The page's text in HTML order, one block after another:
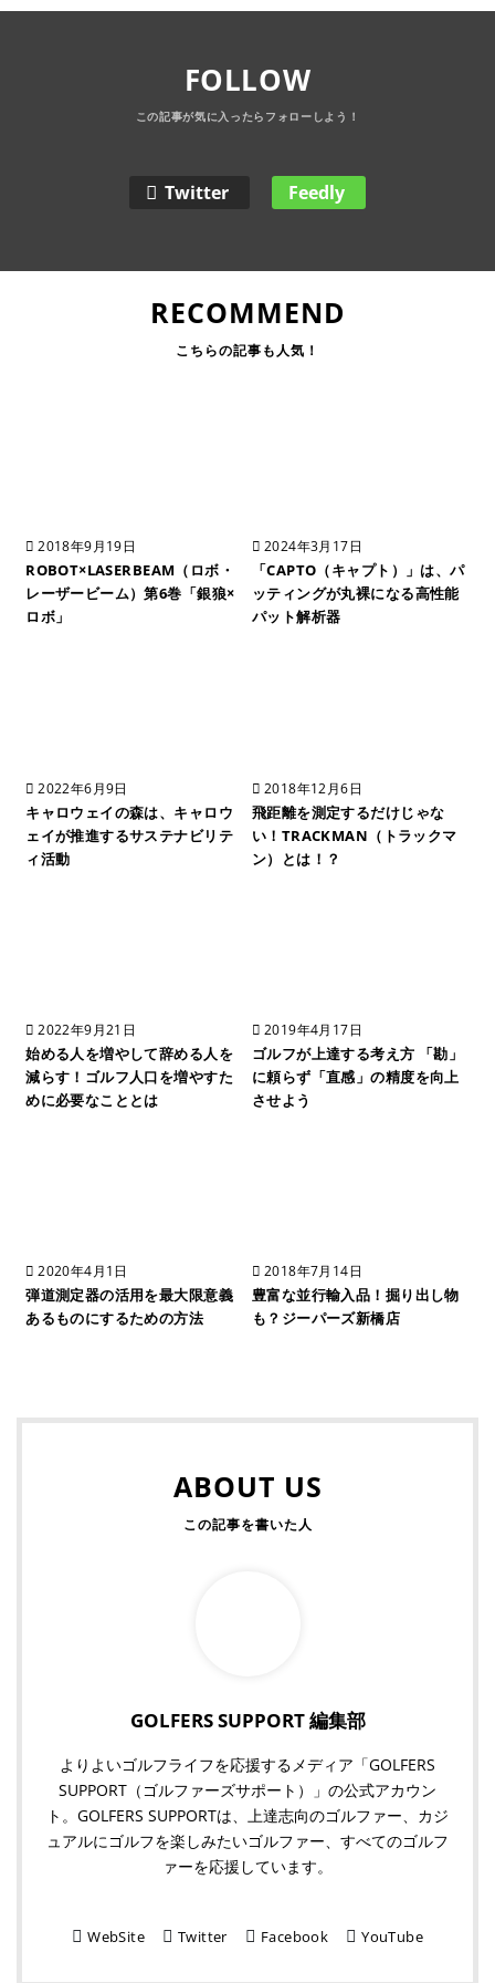
FOLLOW
Twitter Feedly
RECOMMEND
2018年9月19日
ROBOT×LASERBEAM（ロボ・
レーザービーム）第6巻「銀狼×
ロボ」
2024年3月17日
「CAPTO（キャプト）」は、パ
ッティングが丸裸になる高性能
パット解析器
2022年6月9日
キャロウェイの森は、キャロウ
ェイが推進するサステナビリテ
ィ活動
2018年12月6日
飛距離を測定するだけじゃな
い！TRACKMAN（トラックマ
ン）とは！？
2022年9月21日
始める人を増やして辞める人を
減らす！ゴルフ人口を増やすた
めに必要なこととは
2019年4月17日
ゴルフが上達する考え方 「勘」
に頼らず「直感」の精度を向上
させよう
2020年4月1日
弾道測定器の活用を最大限意義
あるものにするための方法
2018年7月14日
豊富な並行輸入品！掘り出し物
も？ジーパーズ新橋店
ABOUT US
GOLFERS SUPPORT 編集部
よりよいゴルフライフを応援するメディア「GOLFERS
SUPPORT（ゴルファーズサポート）」の公式アカウン
ト。GOLFERS SUPPORTは、上達志向のゴルファー、カジ
ュアルにゴルフを楽しみたいゴルファー、すべてのゴルフ
ァーを応援しています。
WebSite Twitter Facebook YouTube